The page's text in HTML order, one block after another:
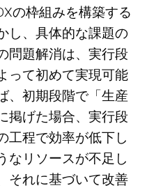
の枠組みを構築する
し、具体的な課題の
問題解消は、実行段
って初めて実現可能
、初期段階で「生産
掲げた場合、実行段
工程で効率が低下し
なリソースが不足し
それに基づいて改善